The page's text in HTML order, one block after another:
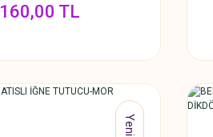
160,00 TL
Yeni